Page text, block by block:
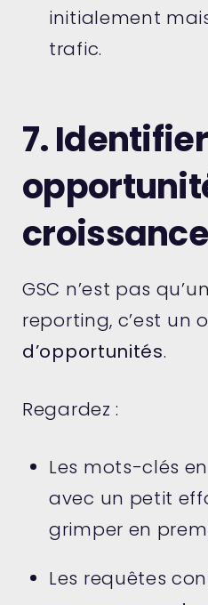
initialement
trafic.
7.
croissance
GSC n’est pas
reporting, c’est un
d’opportunités.
Regardez :
Les mots-clés en
avec un petit
grimper en
Les requêtes